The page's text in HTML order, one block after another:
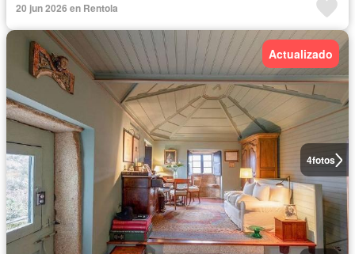
20 jun 2026 en Rentola
4fotos
Actualizado